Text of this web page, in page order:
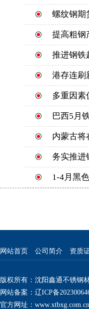
螺纹钢期
提高粗钢
推进钢铁
港存连刷
多重因素
巴西5月
内蒙古将
务实推进
1-4月黑
网站首页 公司简介 资质
版权所有：沈阳鑫通不锈
网站备案：辽ICP备
官方网址： www.xtbxg.com.cn